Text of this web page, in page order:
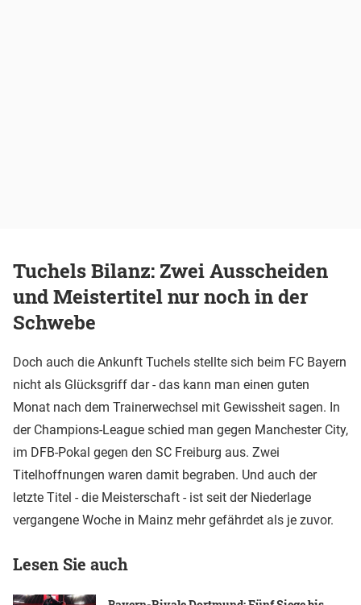
Tuchels Bilanz: Zwei Ausscheiden
und Meistertitel nur noch in der
Schwebe
Doch auch die Ankunft Tuchels stellte sich beim FC Bayern
nicht als Glücksgriff dar - das kann man einen guten
Monat nach dem Trainerwechsel mit Gewissheit sagen. In
der Champions-League schied man gegen Manchester City,
im DFB-Pokal gegen den SC Freiburg aus. Zwei
Titelhoffnungen waren damit begraben. Und auch der
letzte Titel - die Meisterschaft - ist seit der Niederlage
vergangene Woche in Mainz mehr gefährdet als je zuvor.
Lesen Sie auch